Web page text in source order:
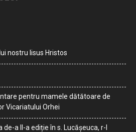
nostru Iisus Hristos
pentru mamele dătătoare de
Vicariatului Orhei
a II-a ediție în s. Lucășeuca, r-l